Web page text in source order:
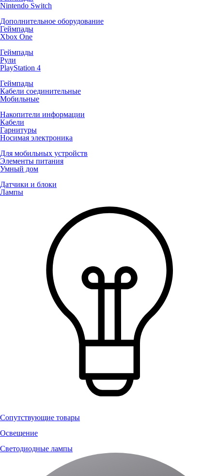
Nintendo Switch
Дополнительное оборудование
Геймпады
Xbox One
Геймпады
Рули
PlayStation 4
Геймпады
Кабели соединительные
Мобильные
Накопители информации
Кабели
Гарнитуры
Носимая электроника
Для мобильных устройств
Элементы питания
Умный дом
Датчики и блоки
Лампы
Сопутствующие товары
Освещение
Светодиодные лампы